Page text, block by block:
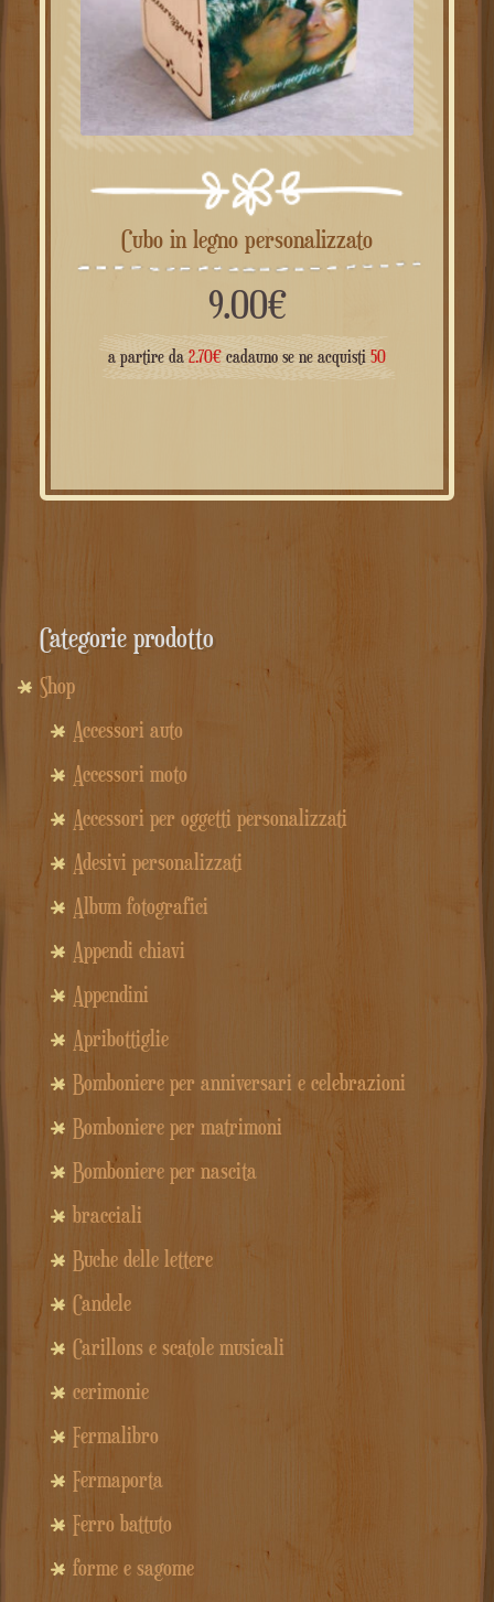
Cubo in legno personalizzato
9.00€
a partire da 2.70€ cadauno se ne acquisti 50
Categorie prodotto
Shop
Accessori auto
Accessori moto
Accessori per oggetti personalizzati
Adesivi personalizzati
Album fotografici
Appendi chiavi
Appendini
Apribottiglie
Bomboniere per anniversari e celebrazioni
Bomboniere per matrimoni
Bomboniere per nascita
bracciali
Buche delle lettere
Candele
Carillons e scatole musicali
cerimonie
Fermalibro
Fermaporta
Ferro battuto
forme e sagome